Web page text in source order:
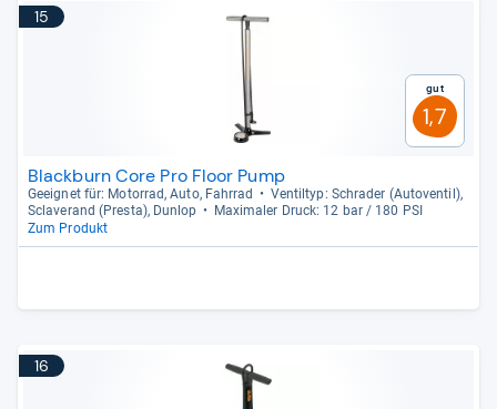
15
Gut
1,7
Blackburn Core Pro Floor Pump
Geeig­net für: Motor­rad, Auto, Fahr­rad
Ven­til­typ: Schra­der (Auto­ven­til),
Scla­ve­rand (Presta), Dun­lop
Maxi­ma­ler Druck: 12 bar / 180 PSI
Zum Produkt
16